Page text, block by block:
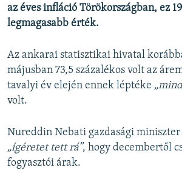
Valamennyi RFE/RL weboldal
az éves infláció Törökországban, ez
legmagasabb érték.
Az ankarai statisztikai hivatal
májusban 73,5 százalékos volt az
tavalyi év elején ennek léptéke
volt.
Nureddin Nebati gazdasági
„ígéretet tett rá”, hogy decembertől
fogyasztói árak.